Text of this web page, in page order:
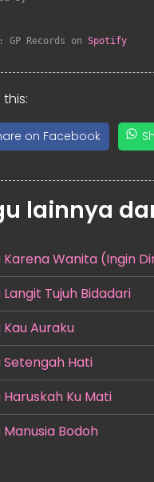
GP Records on Spotify
this:
on Facebook
lainnya
Karena Wanita (Ingin
Langit Tujuh Bidadari
Kau Auraku
Setengah Hati
Haruskah Ku Mati
Manusia Bodoh